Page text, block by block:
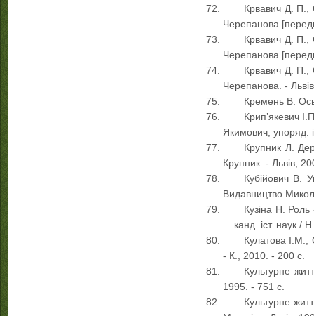
Крвавич Д. П.,
Черепанова
Крвавич Д. П.,
Черепанова
Крвавич Д. П.,
Черепанова. -
Кремень В.
Крип’якевич
Якимович; упоряд.
Крупник Л.
Крупник. - Львів,
Кубійович В.
Видавництво
Кузіна Н. Роль
... канд. іст. наук /
Кулатова І.М.,
- К., 2010. - 200 с.
Культурне
1995. - 751 с.
Культурне